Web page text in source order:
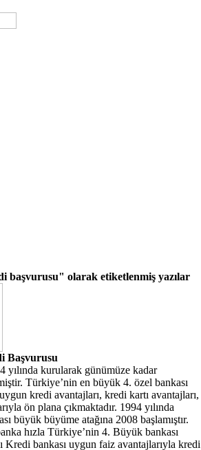
başvurusu" olarak etiketlenmiş yazılar
Başvurusu
yılında kurularak günümüze kadar
Türkiye’nin en büyük 4. özel bankası
kredi avantajları, kredi kartı avantajları,
ön plana çıkmaktadır. 1994 yılında
büyük büyüme atağına 2008 başlamıştır.
hızla Türkiye’nin 4. Büyük bankası
Kredi bankası uygun faiz avantajlarıyla kredi